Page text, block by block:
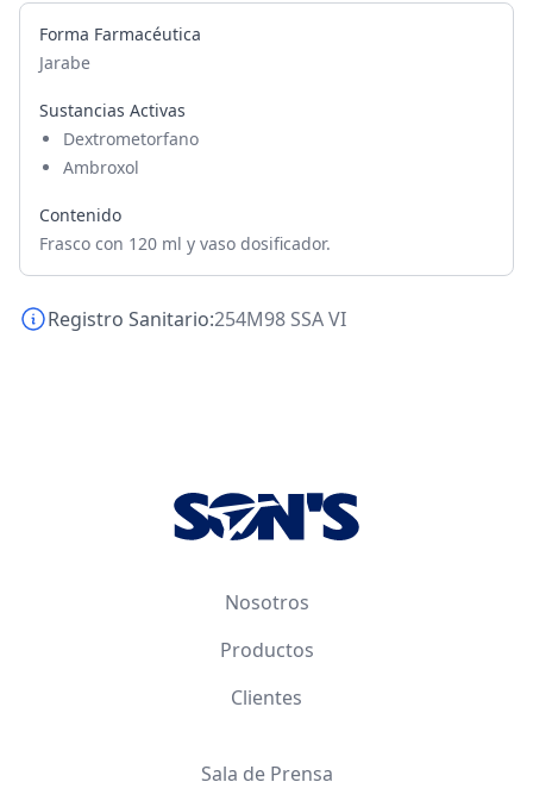
Forma Farmacéutica
Jarabe
Sustancias Activas
Dextrometorfano
Ambroxol
Contenido
Frasco con 120 ml y vaso dosificador.
Registro Sanitario:254M98 SSA VI
Nosotros
Productos
Clientes
Sala de Prensa